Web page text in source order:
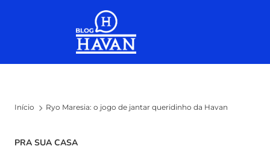
Início Ryo Maresia: o jogo de jantar queridinho da Havan
PRA SUA CASA